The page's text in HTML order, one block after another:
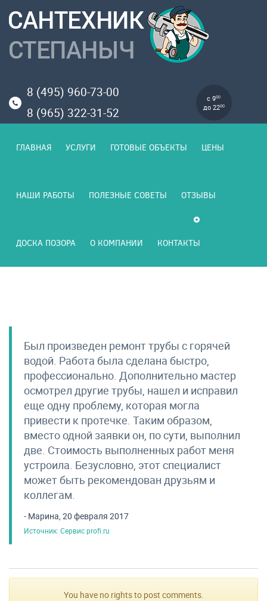
8 (495) 960-73-00
8 (965) 322-31-52
с 900
до 2200
ГЛАВНАЯ УСЛУГИ ГОТОВЫЕ ОБЪЕКТЫ ЦЕНЫ
НАШИ РАБОТЫ ПОЛЕЗНЫЕ СОВЕТЫ ОТЗЫВЫ
ДОСКА ПОЗОРА О КОМПАНИИ КОНТАКТЫ
Был произведен ремонт трубы с горячей
водой. Работа была сделана быстро,
профессионально. Дополнительно мастер
осмотрел другие трубы, нашел и исправил
еще одну проблему, которая могла
привести к протечке. Таким образом,
вместо одной заявки он, по сути, выполнил
две. Стоимость выполненных работ меня
устроила. Безусловно, этот специалист
может быть рекомендован друзьям и
коллегам.
- Марина, 20 февраля 2017
Источник: Сервис profi.ru
You have no rights to post comments.